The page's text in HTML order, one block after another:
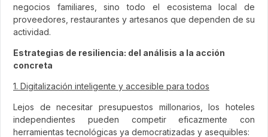
negocios familiares, sino todo el ecosistema local de
proveedores, restaurantes y artesanos que dependen de su
actividad.
Estrategias de resiliencia: del análisis a la acción
concreta
1. Digitalización inteligente y accesible para todos
Lejos de necesitar presupuestos millonarios, los hoteles
independientes pueden competir eficazmente con
herramientas tecnológicas ya democratizadas y asequibles: